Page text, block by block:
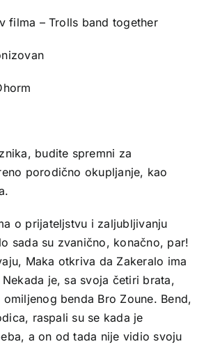
filma – Trolls band together
budite spremni za
porodično okupljanje, kao
o prijateljstvu i zaljubljivanju
sada su zvanično, konačno, par!
Maka otkriva da Zakeralo ima
je, sa svoja četiri brata,
benda Bro Zoune. Bend,
raspali su se kada je
a on od tada nije vidio svoju